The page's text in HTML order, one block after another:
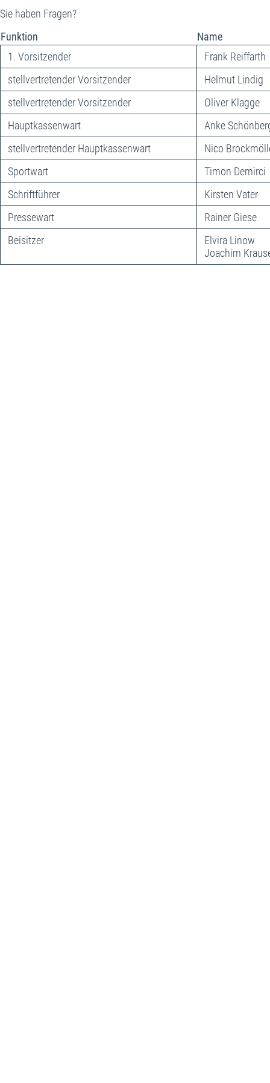
Sie haben Fragen?
Funktion
Name
1. Vorsitzender
Frank Reiffarth
stellvertretender Vorsitzender
Helmut Lindig
stellvertretender Vorsitzender
Oliver Klagge
Hauptkassenwart
Anke
stellvertretender Hauptkassenwart
Nico
Sportwart
Timon Demirci
Schriftführer
Kirsten Vater
Pressewart
Rainer Giese
Beisitzer
Elvira Linow
Joachim